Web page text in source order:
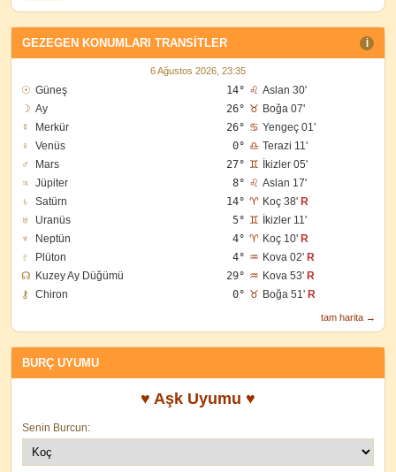
GEZEGEN KONUMLARI TRANSITLER I
6 Ağustos 2026, 23:35
☉ Güneş 14° ♌ Aslan 30'
☽ Ay 26° ♉ Boğa 07'
☿
Merkür 26° ♋ Yengeç 01'
♀
Venüs 0° ♎ Terazi 11'
♂
Mars 27° ♊
İkizler 05'
♃
Jüpiter 8° ♌ Aslan 17'
♄
Satürn 14° ♈ Koç 38' R
♅
Uranüs 5° ♊
İkizler 11'
♆
Neptün 4° ♈ Koç 10' R
♇
Plüton 4° ♒ Kova 02' R
☊ Kuzey Ay Düğümü 29° ♒ Kova 53' R
⚷
Chiron 0° ♉ Boğa 51' R
tam harita →
BURÇ UYUMU
♥ Aşk Uyumu ♥
Senin Burcun: